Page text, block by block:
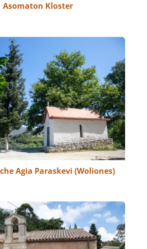
Asomaton Kloster
Agia Paraskevi (Woliones)